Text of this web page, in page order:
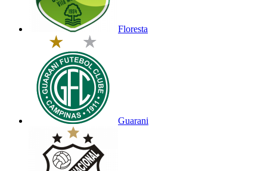
Floresta
Guarani